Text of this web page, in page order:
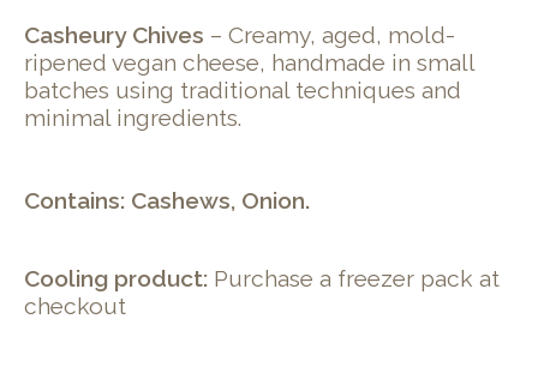
Casheury Chives – Creamy, aged, mold-
ripened vegan cheese, handmade in small
batches using traditional techniques and
minimal ingredients.
Contains: Cashews, Onion.
Cooling product: Purchase a freezer pack at
checkout